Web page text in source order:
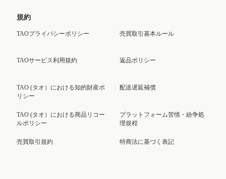
規約
TAOプライバシーポリシー
TAOサービス利用規約
TAO (タオ）における知的財産ポ
リシー
TAO (タオ）における商品リコー
ルポリシー
売買取引規約
売買取引基本ルール
返品ポリシー
配送遅延補償
プラットフォーム苦情・紛争処
理規程
特商法に基づく表記